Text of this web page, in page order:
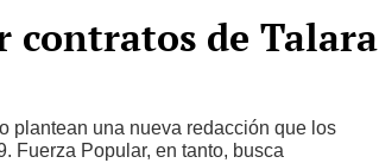
contratos de Talara
plantean una nueva redacción que los
Fuerza Popular, en tanto, busca